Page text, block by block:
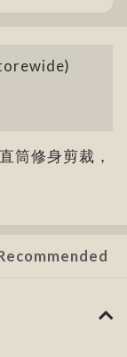
筒修身剪裁，